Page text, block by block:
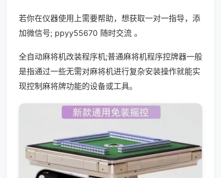
若你在仪器使用上需要帮助，想获取一对一指导，添
加微信号; ppyy55670 随时交流 。
全自动麻将机改装程序机;普通麻将机程序控牌器一般
是指通过一些无需对麻将机进行复杂安装操作就能实
现控制麻将牌功能的设备或工具。